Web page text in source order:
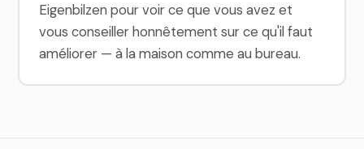
Eigenbilzen pour voir ce que vous avez et
vous conseiller honnêtement sur ce qu'il faut
améliorer — à la maison comme au bureau.